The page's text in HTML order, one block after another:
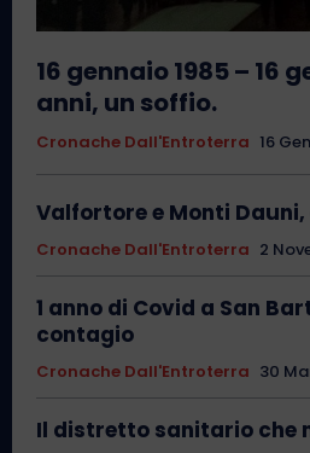
16 gennaio 1985 – 16
anni, un soffio.
Cronache Dall'Entroterra 16
Valfortore e Monti
Cronache Dall'Entroterra 2
1 anno di Covid a San
contagio
Cronache Dall'Entroterra 30
Il distretto sanitario che